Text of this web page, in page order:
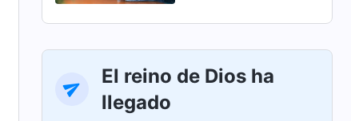
El reino de Dios ha
llegado